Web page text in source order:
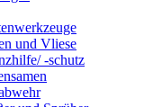
und Vliese
-schutz